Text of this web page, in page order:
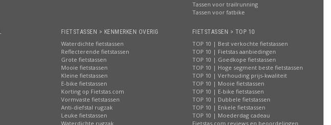
Tassen voor trailrunning
Tassen voor fatbike
FIETSTASSEN > KENMERKEN OVERIG
Waterdichte fietstassen
Reflecterende fietstassen
Grote fietstassen
Mooie fietstassen
Kleine fietstassen
E-bike fietstassen
Korting op Fietstas.com
Vormvaste fietstassen
Anti-diefstal rugzak
Leuke fietstassen
Waterdichte rugzak
FIETSTASSEN > TOP 10
TOP 10 | Best verkochte fietstassen
TOP 10 | Fietstas aanbiedingen
TOP 10 | Goedkope fietstassen
TOP 10 | Hoge segment beste fietstassen
TOP 10 | Verhouding prijs-kwaliteit
TOP 10 | Mooie fietstassen
TOP 10 | E-bike fietstassen
TOP 10 | Dubbele fietstassen
TOP 10 | Enkele fietstassen
TOP 10 | Moederdag cadeau
Fietstas.com reviews en beoordelingen